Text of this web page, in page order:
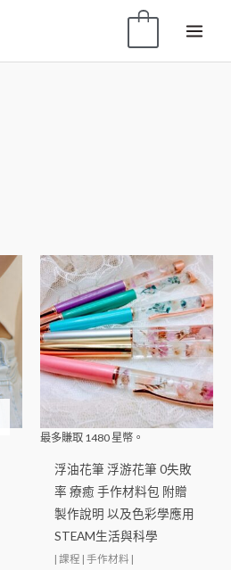
最多賺取 1480 星幣。
浮油花筆 浮游花筆 0失敗
率 療癒 手作材料包 附贈
製作說明 以及色彩學應用
STEAM生活與科學
| 課程 | 手作材料 |